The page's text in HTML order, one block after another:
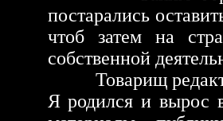
постарались
чтоб затем на
собственной
Товарищ
Я родился и вырос